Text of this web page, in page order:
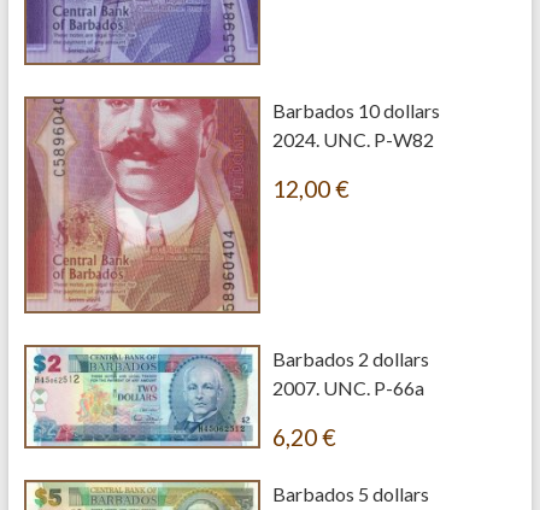
Barbados 10 dollars
2024. UNC. P-W82
12,00€
Barbados 2 dollars
2007. UNC. P-66a
6,20€
Barbados 5 dollars